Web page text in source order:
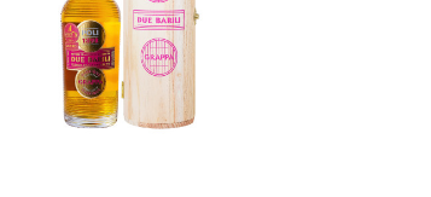
In den Korb